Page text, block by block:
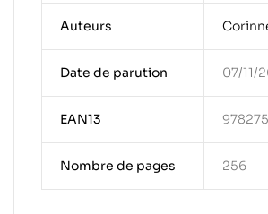
Auteurs
Date de parution 07/11/
EAN13
Nombre de pages 256